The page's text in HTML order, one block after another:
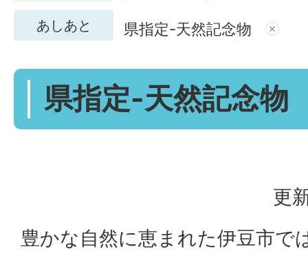
あしあと 県指定-天然記念物
県指定-天然記念物
更
豊かな自然に恵まれた伊豆市で